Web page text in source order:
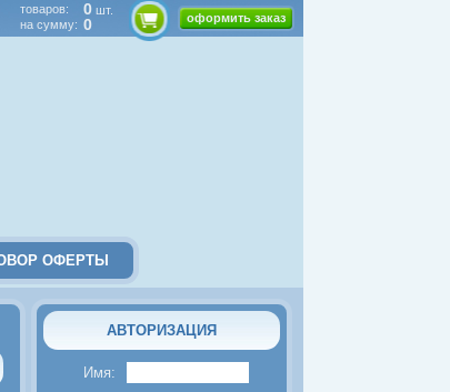
оформить заказ
товаров: 0 шт.
на сумму: 0
ОФЕРТЫ
АВТОРИЗАЦИЯ
Имя:
58000
Прямоугольный
аквариумный комплект на
390л. с тумбой